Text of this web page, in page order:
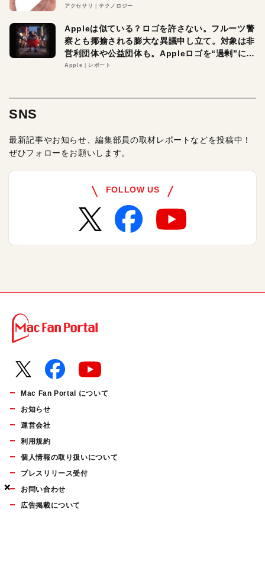
×
×
×
アクセサリ テクノロジー
Appleは似ている？ロゴを許さない。フルーツ警
察とも揶揄される膨大な異議申し立て。対象は非
営利団体や公益団体も。Appleロゴを“過剰”に守
る理由とは
Apple レポート
SNS
最新記事やお知らせ、編集部員の取材レポートなどを投稿中！
ぜひフォローをお願いします。
FOLLOW US
Mac Fan Portal について
お知らせ
運営会社
利用規約
個人情報の取り扱いについて
プレスリリース受付
お問い合わせ
広告掲載について